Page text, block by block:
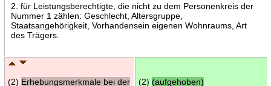
2. für Leistungsberechtigte, die nicht zu dem Personenkreis der
Nummer 1 zählen: Geschlecht, Altersgruppe,
Staatsangehörigkeit, Vorhandensein eigenen Wohnraums, Art
des Trägers.
(2) Erhebungsmerkmale bei der
(2) (aufgehoben)